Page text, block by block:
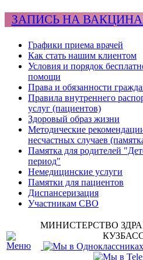
ЗАПИСЬ НА
Графики приема врачей
Как стать нашим клиентом
Условия и порядок
помощи
Права и обязанности
Правила внутреннего
услуг (пациентов)
Здоровый образ жизни
Методические
несчастных случаев
Памятка для родителей
период"
Немедицинские услуги
Памятки для пациентов
Диспансеризация
Участникам СВО
МИНИСТЕРСТВО